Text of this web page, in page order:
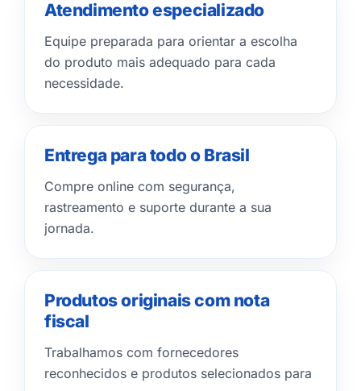
Atendimento especializado
Equipe preparada para orientar a escolha
do produto mais adequado para cada
necessidade.
Entrega para todo o Brasil
Compre online com segurança,
rastreamento e suporte durante a sua
jornada.
Produtos originais com nota
fiscal
Trabalhamos com fornecedores
reconhecidos e produtos selecionados para